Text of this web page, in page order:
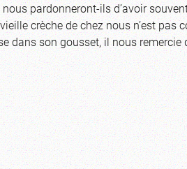
pardonneront-ils d’avoir
crèche de chez nous n’est pas
dans son gousset, il nous remercie